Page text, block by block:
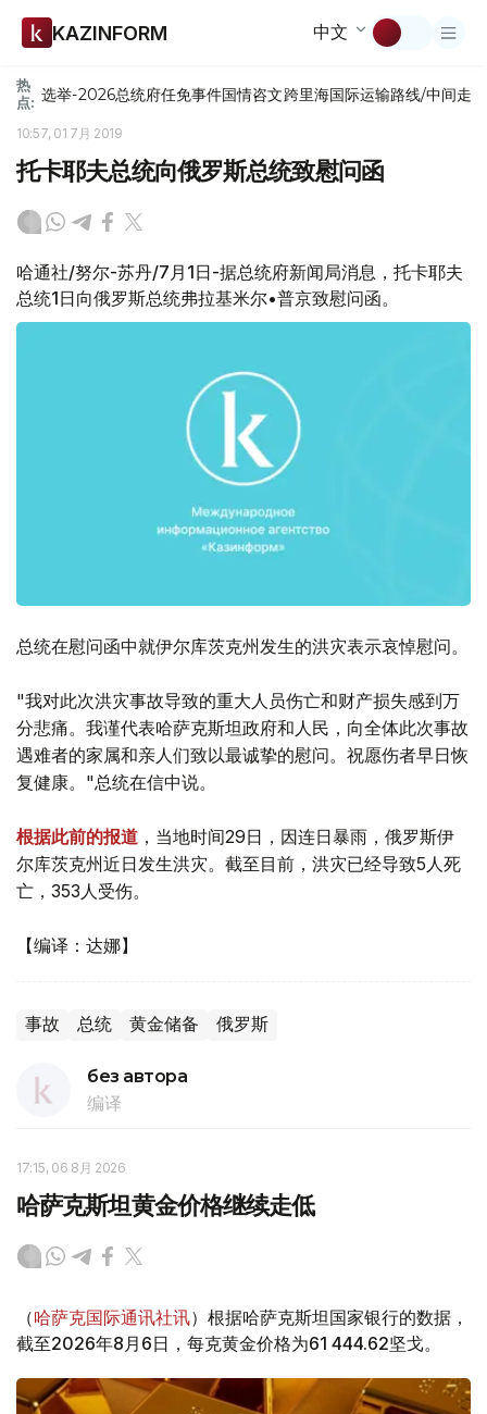
KAZINFORM 中文
热
点: 选举-2026总统府任免事件国情咨文跨里海国际运输路线/中间走廊
10:57, 01 7月 2019
托卡耶夫总统向俄罗斯总统致慰问函
哈通社/努尔-苏丹/7月1日-据总统府新闻局消息，托卡耶夫
总统1日向俄罗斯总统弗拉基米尔•普京致慰问函。
总统在慰问函中就伊尔库茨克州发生的洪灾表示哀悼慰问。
"我对此次洪灾事故导致的重大人员伤亡和财产损失感到万
分悲痛。我谨代表哈萨克斯坦政府和人民，向全体此次事故
遇难者的家属和亲人们致以最诚挚的慰问。祝愿伤者早日恢
复健康。"总统在信中说。
根据此前的报道 ，当地时间29日，因连日暴雨，俄罗斯伊
尔库茨克州近日发生洪灾。截至目前，洪灾已经导致5人死
亡，353人受伤。
【编译：达娜】
事故 总统 黄金储备 俄罗斯
без автора
编译
17:15, 06 8月 2026
哈萨克斯坦黄金价格继续走低
（哈萨克国际通讯社讯）根据哈萨克斯坦国家银行的数据，
截至2026年8月6日，每克黄金价格为61 444.62坚戈。